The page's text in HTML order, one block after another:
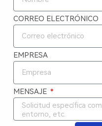
CORREO ELECTRÓNICO
EMPRESA
MENSAJE